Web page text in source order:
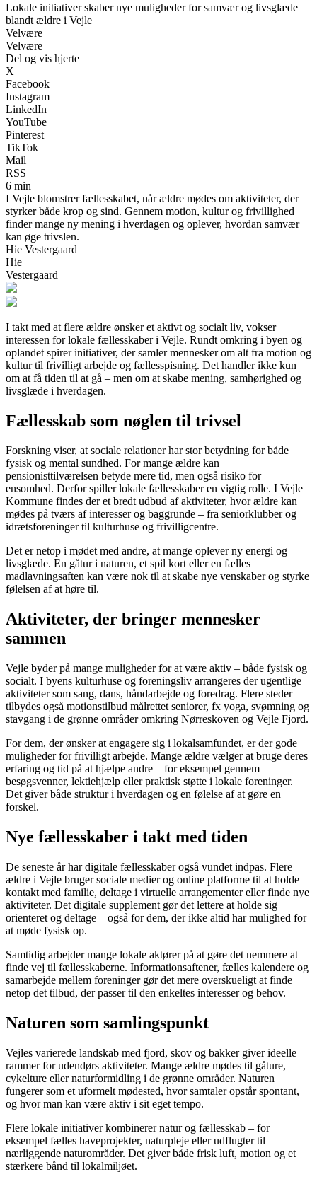
Lokale initiativer skaber nye muligheder for samvær og livsglæde
blandt ældre i Vejle
Velvære
Velvære
Del og vis hjerte
X
Facebook
Instagram
LinkedIn
YouTube
Pinterest
TikTok
Mail
RSS
6 min
I Vejle blomstrer fællesskabet, når ældre mødes om aktiviteter, der
styrker både krop og sind. Gennem motion, kultur og frivillighed
finder mange ny mening i hverdagen og oplever, hvordan samvær
kan øge trivslen.
Hie Vestergaard
Hie
Vestergaard
I takt med at flere ældre ønsker et aktivt og socialt liv, vokser
interessen for lokale fællesskaber i Vejle. Rundt omkring i byen og
oplandet spirer initiativer, der samler mennesker om alt fra motion og
kultur til frivilligt arbejde og fællesspisning. Det handler ikke kun
om at få tiden til at gå – men om at skabe mening, samhørighed og
livsglæde i hverdagen.
Fællesskab som nøglen til trivsel
Forskning viser, at sociale relationer har stor betydning for både
fysisk og mental sundhed. For mange ældre kan
pensionisttilværelsen betyde mere tid, men også risiko for
ensomhed. Derfor spiller lokale fællesskaber en vigtig rolle. I Vejle
Kommune findes der et bredt udbud af aktiviteter, hvor ældre kan
mødes på tværs af interesser og baggrunde – fra seniorklubber og
idrætsforeninger til kulturhuse og frivilligcentre.
Det er netop i mødet med andre, at mange oplever ny energi og
livsglæde. En gåtur i naturen, et spil kort eller en fælles
madlavningsaften kan være nok til at skabe nye venskaber og styrke
følelsen af at høre til.
Aktiviteter, der bringer mennesker
sammen
Vejle byder på mange muligheder for at være aktiv – både fysisk og
socialt. I byens kulturhuse og foreningsliv arrangeres der ugentlige
aktiviteter som sang, dans, håndarbejde og foredrag. Flere steder
tilbydes også motionstilbud målrettet seniorer, fx yoga, svømning og
stavgang i de grønne områder omkring Nørreskoven og Vejle Fjord.
For dem, der ønsker at engagere sig i lokalsamfundet, er der gode
muligheder for frivilligt arbejde. Mange ældre vælger at bruge deres
erfaring og tid på at hjælpe andre – for eksempel gennem
besøgsvenner, lektiehjælp eller praktisk støtte i lokale foreninger.
Det giver både struktur i hverdagen og en følelse af at gøre en
forskel.
Nye fællesskaber i takt med tiden
De seneste år har digitale fællesskaber også vundet indpas. Flere
ældre i Vejle bruger sociale medier og online platforme til at holde
kontakt med familie, deltage i virtuelle arrangementer eller finde nye
aktiviteter. Det digitale supplement gør det lettere at holde sig
orienteret og deltage – også for dem, der ikke altid har mulighed for
at møde fysisk op.
Samtidig arbejder mange lokale aktører på at gøre det nemmere at
finde vej til fællesskaberne. Informationsaftener, fælles kalendere og
samarbejde mellem foreninger gør det mere overskueligt at finde
netop det tilbud, der passer til den enkeltes interesser og behov.
Naturen som samlingspunkt
Vejles varierede landskab med fjord, skov og bakker giver ideelle
rammer for udendørs aktiviteter. Mange ældre mødes til gåture,
cykelture eller naturformidling i de grønne områder. Naturen
fungerer som et uformelt mødested, hvor samtaler opstår spontant,
og hvor man kan være aktiv i sit eget tempo.
Flere lokale initiativer kombinerer natur og fællesskab – for
eksempel fælles haveprojekter, naturpleje eller udflugter til
nærliggende naturområder. Det giver både frisk luft, motion og et
stærkere bånd til lokalmiljøet.